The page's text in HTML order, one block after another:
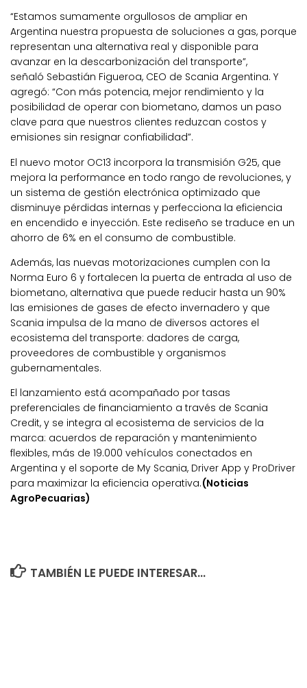
“Estamos sumamente orgullosos de ampliar en
Argentina nuestra propuesta de soluciones a gas, porque
representan una alternativa real y disponible para
avanzar en la descarbonización del transporte”,
señaló Sebastián Figueroa, CEO de Scania Argentina. Y
agregó: “Con más potencia, mejor rendimiento y la
posibilidad de operar con biometano, damos un paso
clave para que nuestros clientes reduzcan costos y
emisiones sin resignar confiabilidad”.
El nuevo motor OC13 incorpora la transmisión G25, que
mejora la performance en todo rango de revoluciones, y
un sistema de gestión electrónica optimizado que
disminuye pérdidas internas y perfecciona la eficiencia
en encendido e inyección. Este rediseño se traduce en un
ahorro de 6% en el consumo de combustible.
Además, las nuevas motorizaciones cumplen con la
Norma Euro 6 y fortalecen la puerta de entrada al uso de
biometano, alternativa que puede reducir hasta un 90%
las emisiones de gases de efecto invernadero y que
Scania impulsa de la mano de diversos actores el
ecosistema del transporte: dadores de carga,
proveedores de combustible y organismos
gubernamentales.
El lanzamiento está acompañado por tasas
preferenciales de financiamiento a través de Scania
Credit, y se integra al ecosistema de servicios de la
marca: acuerdos de reparación y mantenimiento
flexibles, más de 19.000 vehículos conectados en
Argentina y el soporte de My Scania, Driver App y ProDriver
para maximizar la eficiencia operativa.(Noticias
AgroPecuarias)
TAMBIÉN LE PUEDE INTERESAR...